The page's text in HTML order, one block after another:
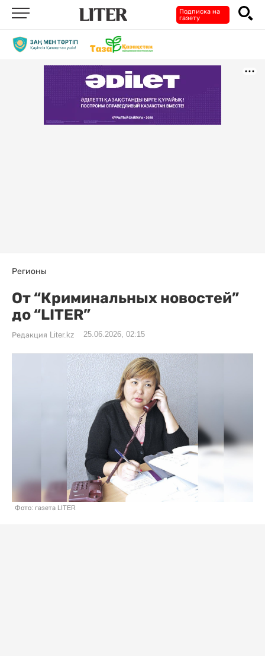
Подписка на
газету
Регионы
От “Криминальных новостей”
до “LITER”
Редакция Liter.kz 25.06.2026, 02:15
Фото: газета LITER